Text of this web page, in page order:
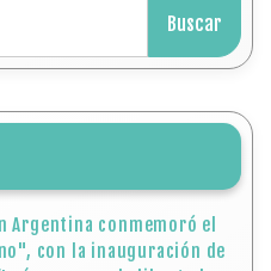
Argentina conmemoró el
con la inauguración de